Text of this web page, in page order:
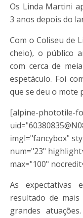
Os Linda Martini
3 anos depois do
Com o Coliseu de
cheio), o público
com cerca de
espetáculo. Foi
que se deu o mote
[alpine-phototile-
imgl="fancybox"
num="23"
max="100"
As expectativas
resultado de
grandes